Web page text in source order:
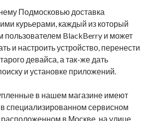
Подмосковью доставка
курьерами, каждый из который
пользователем BlackBerry и может
и настроить устройство, перенести
девайса, а так-же дать
и установке приложений.
в нашем магазине имеют
специализированном сервисном
в Москве, на улице